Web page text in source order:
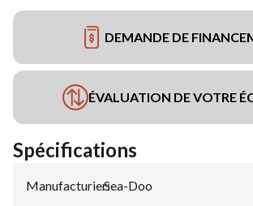
DEMANDE DE
ÉVALUATION DE VOTRE
Spécifications
Manufacturier:
Sea-Doo